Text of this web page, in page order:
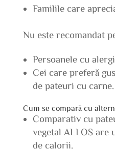
Familile care
Nu este recomandat
Persoanele cu
Cei care preferă
de pateuri cu carne.
Cum se compară cu
Comparativ cu
vegetal ALLOS are
de calorii.